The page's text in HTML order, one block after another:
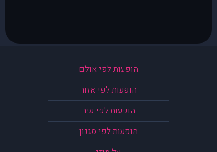
הופעות לפי אולם
הופעות לפי אזור
הופעות לפי עיר
הופעות לפי סגנון